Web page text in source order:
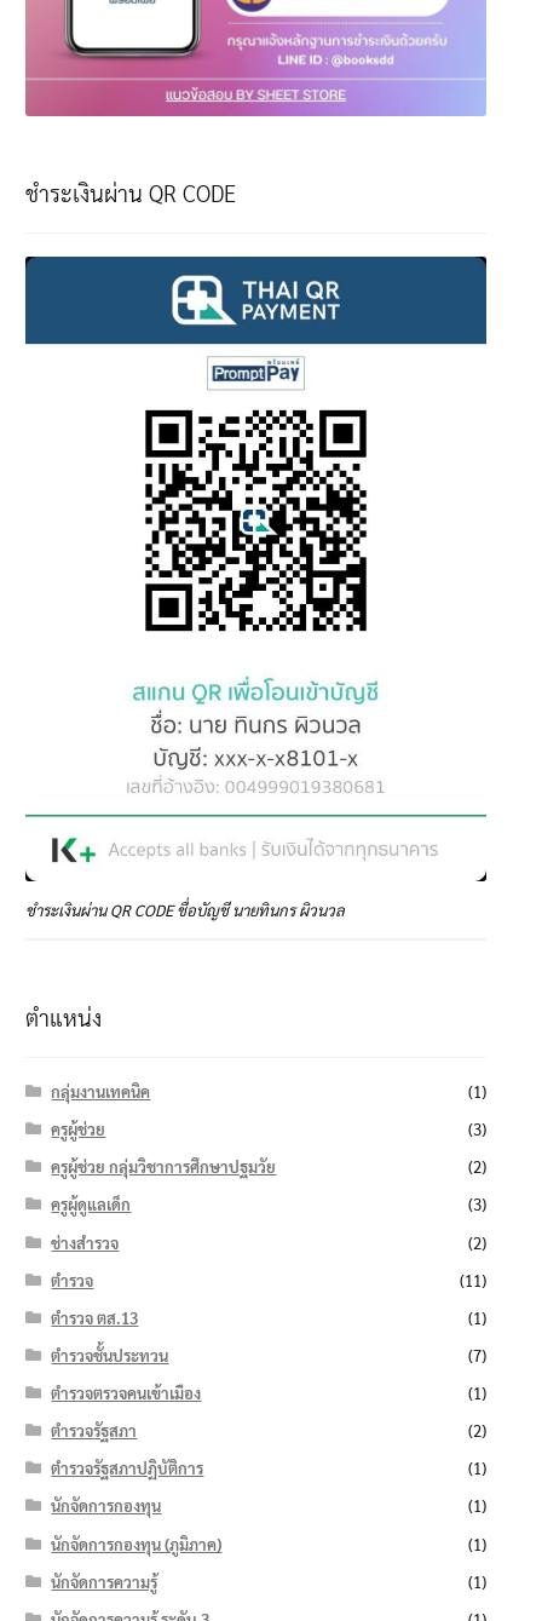
ชำระเงินผ่าน QR CODE
ชำระเงินผ่าน QR CODE ชื่อบัญชี นายทินกร ผิวนวล
ตำแหน่ง
กลุ่มงานเทคนิค
(1)
ครูผู้ช่วย
(3)
ครูผู้ช่วย กลุ่มวิชาการศึกษาปฐมวัย
(2)
ครูผู้ดูแลเด็ก
(3)
ช่างสำรวจ
(2)
ตำรวจ
(11)
ตำรวจ ตส.13
(1)
ตำรวจชั้นประทวน
(7)
ตำรวจตรวจคนเข้าเมือง
(1)
ตำรวจรัฐสภา
(2)
ตำรวจรัฐสภาปฏิบัติการ
(1)
นักจัดการกองทุน
(1)
นักจัดการกองทุน (ภูมิภาค)
(1)
นักจัดการความรู้
(1)